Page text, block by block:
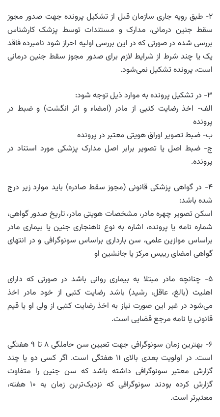
۲- طبق رویه جاری سازمان قبل از تشکیل پرونده جهت صدور مجوز
سقط جنین درمانی، مدارک و مستندات توسط پزشک کارشناس
بررسی شده در صورتی که در این بررسی اولیه احراز شود نامبرده فاقد
یک یا چند شرط از شرایط لازم برای صدور مجوز سقط جنین درمانی
است، پرونده تشکیل نمی‌شود.
۳- در تشکیل پرونده به موارد ذیل توجه شود:
الف- اخذ رضایت کتبی از مادر (امضاء و اثر انگشت) و ضبط در
پرونده
ب- ضبط تصویر اوراق هویتی معتبر در پرونده
ج- ضبط اصل یا تصویر برابر اصل مدارک پزشکی مورد استناد در
پرونده.
۴- در گواهی پزشکی قانونی (مجوز سقط صادره) باید موارد زیر درج
شده باشد:
اسکن تصویر چهره مادر، مشخصات هویتی مادر، تاریخ صدور گواهی،
شماره نامه یا پرونده، اشاره به نوع ناهنجاری جنین یا بیماری مادر
براساس موازین علمی، سن بارداری براساس سونوگرافی و در انتهای
گواهی امضای رییس مرکز یا جانشین او
۵- چنانچه مادر مبتلا به بیماری روانی باشد در صورتی که دارای
اهلیت (بالغ، عاقل، رشید) باشد رضایت کتبی از خود مادر اخذ
می‌شود در غیر این صورت نیاز به اخذ رضایت کتبی از ولی او یا قیم
قانونی یا نامه مرجع قضایی است.
۶- بهترین زمان سونوگرافی جهت تعیین سن حاملگی ۸ تا ۹ هفتگی
است. در اولویت بعدی بالای ۱۱ هفتگی است. اگر کسی دو یا چند
گزارش معتبر سونوگرافی داشته باشد که سن جنین را متفاوت
گزارش کرده بودند سونوگرافی که نزدیک‌ترین زمان به ۱۰ هفته،
معتبرتر است.